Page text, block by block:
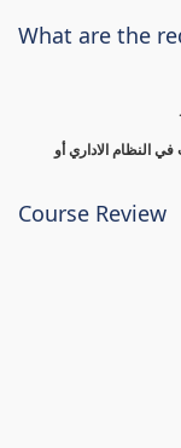
What are the
النظام الاداري أو
Course Review